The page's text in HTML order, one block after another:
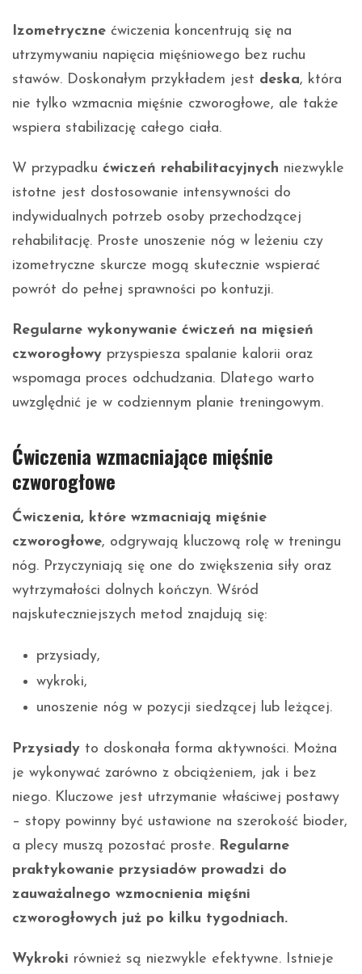
Izometryczne ćwiczenia koncentrują się na
utrzymywaniu napięcia mięśniowego bez ruchu
stawów. Doskonałym przykładem jest deska, która
nie tylko wzmacnia mięśnie czworogłowe, ale także
wspiera stabilizację całego ciała.
W przypadku ćwiczeń rehabilitacyjnych niezwykle
istotne jest dostosowanie intensywności do
indywidualnych potrzeb osoby przechodzącej
rehabilitację. Proste unoszenie nóg w leżeniu czy
izometryczne skurcze mogą skutecznie wspierać
powrót do pełnej sprawności po kontuzji.
Regularne wykonywanie ćwiczeń na mięsień
czworogłowy przyspiesza spalanie kalorii oraz
wspomaga proces odchudzania. Dlatego warto
uwzględnić je w codziennym planie treningowym.
Ćwiczenia wzmacniające mięśnie
czworogłowe
Ćwiczenia, które wzmacniają mięśnie
czworogłowe, odgrywają kluczową rolę w treningu
nóg. Przyczyniają się one do zwiększenia siły oraz
wytrzymałości dolnych kończyn. Wśród
najskuteczniejszych metod znajdują się:
przysiady,
wykroki,
unoszenie nóg w pozycji siedzącej lub leżącej.
Przysiady to doskonała forma aktywności. Można
je wykonywać zarówno z obciążeniem, jak i bez
niego. Kluczowe jest utrzymanie właściwej postawy
– stopy powinny być ustawione na szerokość bioder,
a plecy muszą pozostać proste. Regularne
praktykowanie przysiadów prowadzi do
zauważalnego wzmocnienia mięśni
czworogłowych już po kilku tygodniach.
Wykroki również są niezwykle efektywne. Istnieje